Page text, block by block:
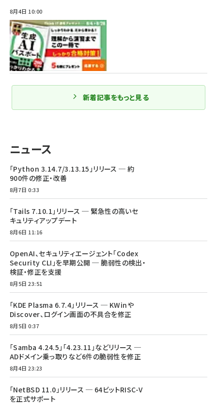
8月4日 10:00
新着記事をもっと見る
ニュース
「Python 3.14.7/3.13.15」リリース ─ 約
900件の修正・改善
8月7日 0:33
「Tails 7.10.1」リリース ─ 緊急性の高いセ
キュリティアップデート
8月6日 11:16
OpenAI、セキュリティエージェント「Codex
Security CLI」を早期公開 ─ 脆弱性の検出・
検証・修正を支援
8月5日 23:51
「KDE Plasma 6.7.4」リリース ─ KWinや
Discover、ログイン画面の不具合を修正
8月5日 0:37
「Samba 4.24.5」「4.23.11」などリリース ─
ADドメイン乗っ取りなど6件の脆弱性を修正
8月4日 23:23
「NetBSD 11.0」リリース ─ 64ビットRISC-V
を正式サポート